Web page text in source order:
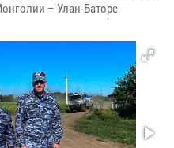
– Улан-Баторе